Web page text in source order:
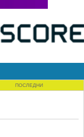
ПОСЛЕДНИ